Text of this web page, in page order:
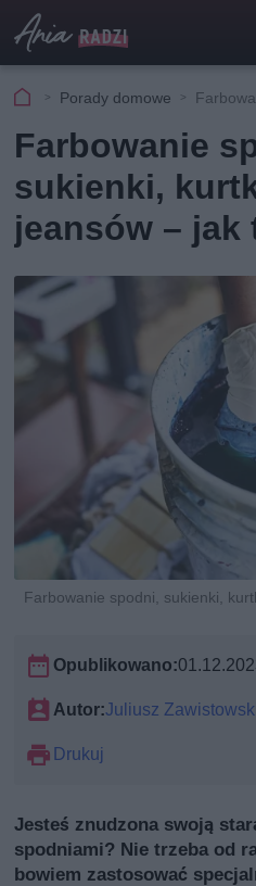
Porady domowe
Farbowanie
sukienki,
jeansów – jak
Farbowanie spodni, sukienki,
Opublikowano:
Autor:Juliusz
Drukuj
Jesteś znudzona swoją
spodniami? Nie trzeba od
bowiem zastosować